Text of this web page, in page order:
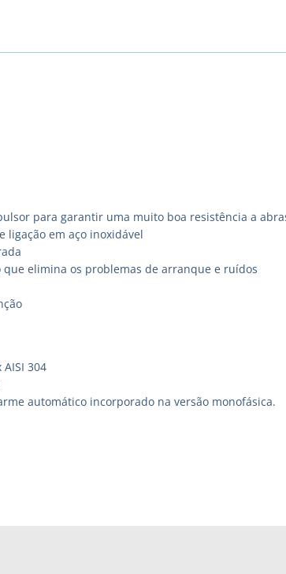
para garantir uma muito boa resistência a
ligação em aço inoxidável
que elimina os problemas de arranque e ruídos
304
automático incorporado na versão monofásica.